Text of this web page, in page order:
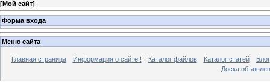
[Мой сайт]
Форма входа
Меню сайта
Главная страница Информация о сайте ! Каталог файлов Каталог статей
Блог
Доска